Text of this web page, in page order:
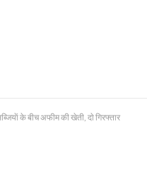
के बीच अफीम की खेती, दाे गिरफ्तार